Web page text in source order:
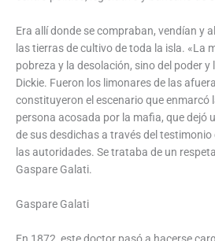
Era allí donde se compraban, vendían y
las tierras de cultivo de toda la isla. «La
pobreza y la desolación, sino del poder y
Dickie. Fueron los limonares de las
constituyeron el escenario que enmarcó
persona acosada por la mafia, que dejó
de sus desdichas a través del
las autoridades. Se trataba de un
Gaspare Galati.
Gaspare Galati